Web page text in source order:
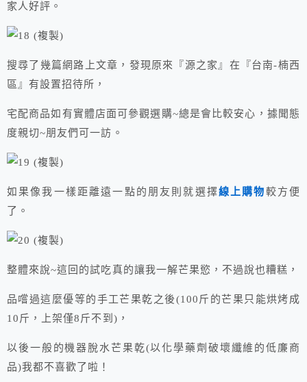
家人好評。
搜尋了幾篇網路上文章，發現原來『源之家』在『台南-楠西
區』有設置招待所，
宅配商品如有實體店面可參觀選購~總是會比較安心，據聞態
度親切~朋友們可一訪。
如果像我一樣距離遠一點的朋友則就選擇線上購物較方便
了。
整體來說~這回的試吃真的讓我一解芒果慾，不過說也糟糕，
品嚐過這麼優等的手工芒果乾之後(100斤的芒果只能烘烤成
10斤，上架僅8斤不到)，
以後一般的機器脫水芒果乾(以化學藥劑破壞纖維的低廉商
品)我都不喜歡了啦！